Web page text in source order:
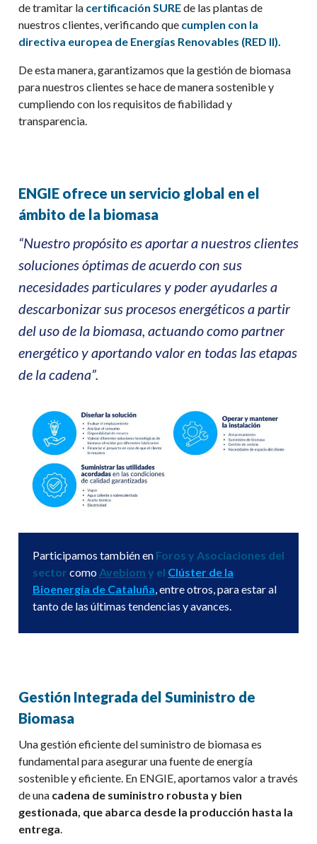
de tramitar la certificación SUREde las plantas de
nuestros clientes, verificando que cumplen con la
directiva europea de Energías Renovables (RED II).
De esta manera, garantizamos que la gestión de biomasa
para nuestros clientes se hace de manera sostenible y
cumpliendo con los requisitos de fiabilidad y
transparencia.
ENGIE ofrece un servicio global en el
ámbito de la biomasa
“Nuestro propósito es aportar a nuestros clientes
soluciones óptimas de acuerdo con sus
necesidades particulares y poder ayudarles a
descarbonizar sus procesos energéticos a partir
del uso de la biomasa, actuando comopartner
energético y aportando valor en todas las etapas
de la cadena”.
Participamos también en Foros y Asociaciones del
sector como Avebiom y el Clúster de la
Bioenergía de Cataluña, entre otros, para estar al
tanto de las últimas tendencias y avances.
Gestión Integrada del Suministro de
Biomasa
Una gestión eficiente del suministro de biomasa es
fundamental para asegurar una fuente de energía
sostenible y eficiente. En ENGIE, aportamos valor a través
de una cadena de suministro robusta y bien
gestionada, que abarca desde la producción hasta la
entrega.